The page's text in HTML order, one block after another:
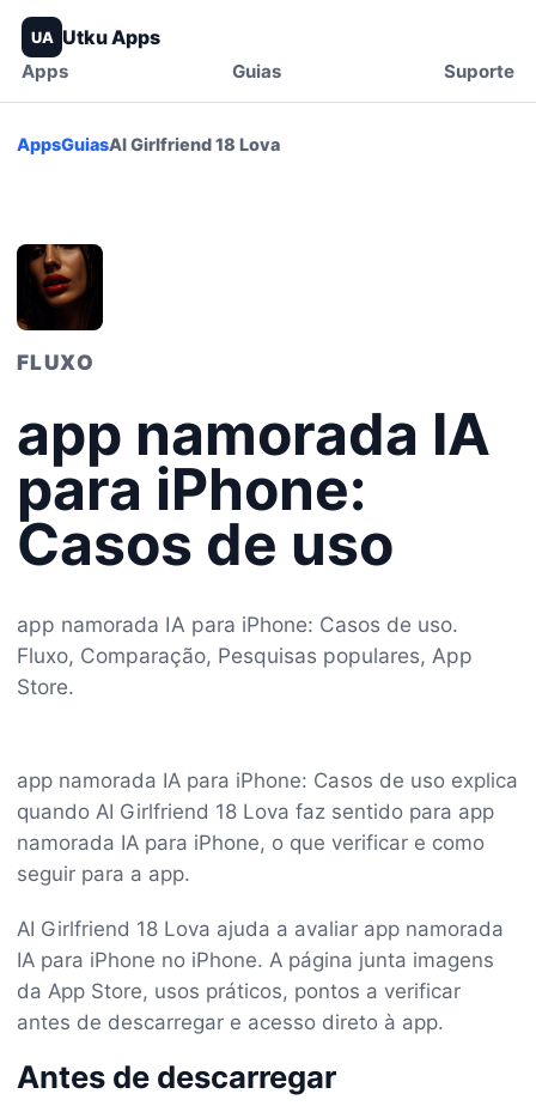
UA Utku Apps
Apps Guias Suporte
AppsGuiasAI Girlfriend 18 Lova
FLUXO
app namorada IA
para iPhone:
Casos de uso
app namorada IA para iPhone: Casos de uso.
Fluxo, Comparação, Pesquisas populares, App
Store.
app namorada IA para iPhone: Casos de uso explica
quando AI Girlfriend 18 Lova faz sentido para app
namorada IA para iPhone, o que verificar e como
seguir para a app.
AI Girlfriend 18 Lova ajuda a avaliar app namorada
IA para iPhone no iPhone. A página junta imagens
da App Store, usos práticos, pontos a verificar
antes de descarregar e acesso direto à app.
Antes de descarregar